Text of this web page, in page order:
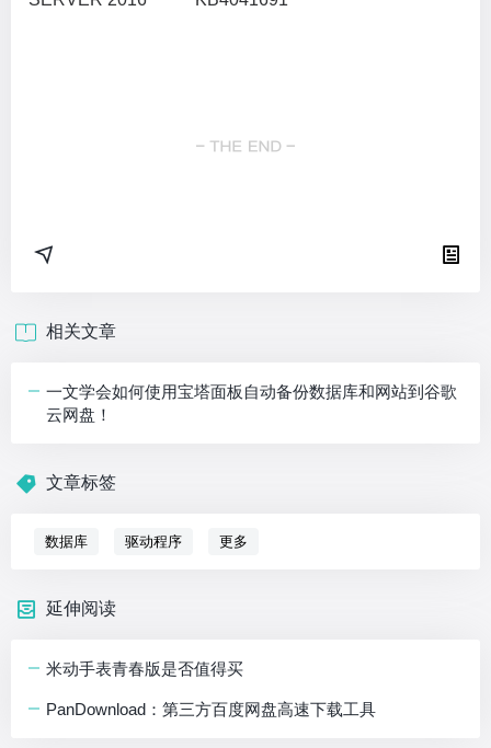
相关文章
一文学会如何使用宝塔面板自动备份数据库和网站到谷歌
云网盘！
文章标签
数据库 驱动程序 更多
延伸阅读
米动手表青春版是否值得买
PanDownload：第三方百度网盘高速下载工具